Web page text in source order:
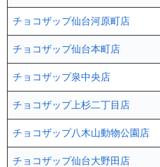
チョコザップ仙台河原町店
チョコザップ仙台本町店
チョコザップ泉中央店
チョコザップ上杉二丁目店
チョコザップ八木山動物公園店
チョコザップ仙台大野田店